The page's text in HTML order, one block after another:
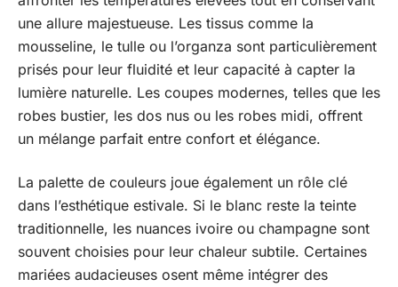
une allure majestueuse. Les tissus comme la
mousseline, le tulle ou l’organza sont particulièrement
prisés pour leur fluidité et leur capacité à capter la
lumière naturelle. Les coupes modernes, telles que les
robes bustier, les dos nus ou les robes midi, offrent
un mélange parfait entre confort et élégance.
La palette de couleurs joue également un rôle clé
dans l’esthétique estivale. Si le blanc reste la teinte
traditionnelle, les nuances ivoire ou champagne sont
souvent choisies pour leur chaleur subtile. Certaines
mariées audacieuses osent même intégrer des